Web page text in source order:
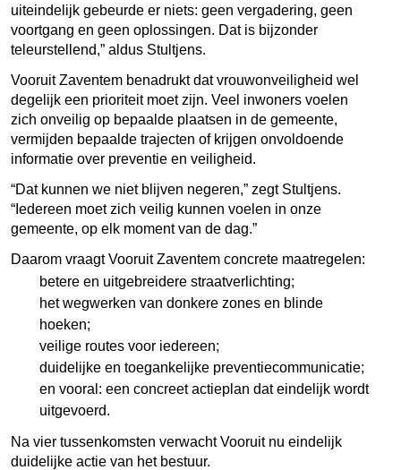
uiteindelijk gebeurde er niets: geen vergadering, geen
voortgang en geen oplossingen. Dat is bijzonder
teleurstellend,” aldus Stultjens.
Vooruit Zaventem benadrukt dat vrouwonveiligheid wel
degelijk een prioriteit moet zijn. Veel inwoners voelen
zich onveilig op bepaalde plaatsen in de gemeente,
vermijden bepaalde trajecten of krijgen onvoldoende
informatie over preventie en veiligheid.
“Dat kunnen we niet blijven negeren,” zegt Stultjens.
“Iedereen moet zich veilig kunnen voelen in onze
gemeente, op elk moment van de dag.”
Daarom vraagt Vooruit Zaventem concrete maatregelen:
betere en uitgebreidere straatverlichting;
het wegwerken van donkere zones en blinde
hoeken;
veilige routes voor iedereen;
duidelijke en toegankelijke preventiecommunicatie;
en vooral: een concreet actieplan dat eindelijk wordt
uitgevoerd.
Na vier tussenkomsten verwacht Vooruit nu eindelijk
duidelijke actie van het bestuur.